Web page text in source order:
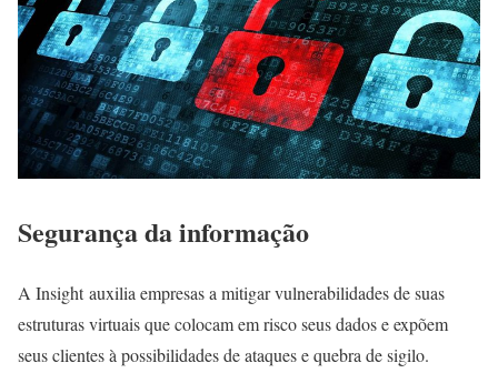
Segurança da informação
A Insight auxilia empresas a mitigar vulnerabilidades de suas
estruturas virtuais que colocam em risco seus dados e expõem
seus clientes à possibilidades de ataques e quebra de sigilo.